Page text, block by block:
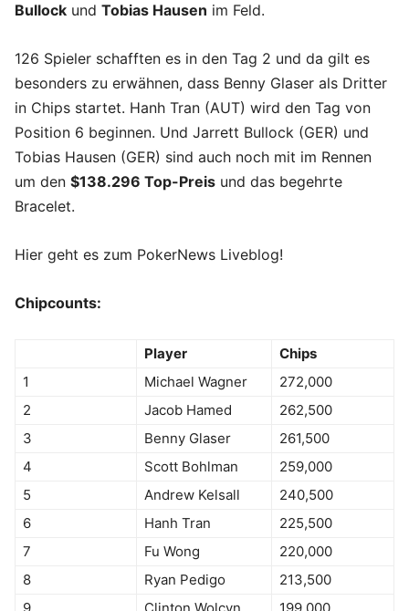
Bullock und Tobias Hausen im Feld.
126 Spieler schafften es in den Tag 2 und da gilt es
besonders zu erwähnen, dass Benny Glaser als Dritter
in Chips startet. Hanh Tran (AUT) wird den Tag von
Position 6 beginnen. Und Jarrett Bullock (GER) und
Tobias Hausen (GER) sind auch noch mit im Rennen
um den $138.296 Top-Preis und das begehrte
Bracelet.
Hier geht es zum PokerNews Liveblog!
Chipcounts:
Player
Chips
1
Michael Wagner
272,000
2
Jacob Hamed
262,500
3
Benny Glaser
261,500
4
Scott Bohlman
259,000
5
Andrew Kelsall
240,500
6
Hanh Tran
225,500
7
Fu Wong
220,000
8
Ryan Pedigo
213,500